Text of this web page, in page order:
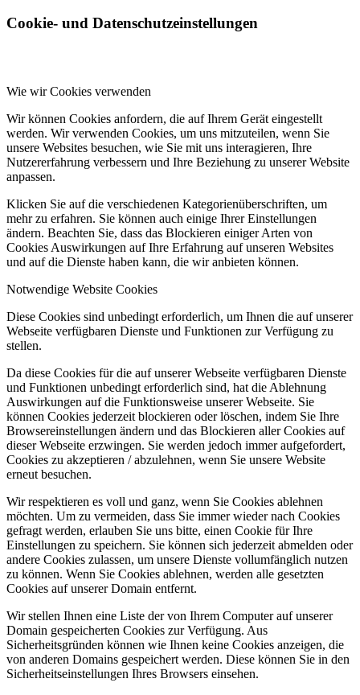
Cookie- und Datenschutzeinstellungen
Wie wir Cookies verwenden
Wir können Cookies anfordern, die auf Ihrem Gerät eingestellt
werden. Wir verwenden Cookies, um uns mitzuteilen, wenn Sie
unsere Websites besuchen, wie Sie mit uns interagieren, Ihre
Nutzererfahrung verbessern und Ihre Beziehung zu unserer Website
anpassen.
Klicken Sie auf die verschiedenen Kategorienüberschriften, um
mehr zu erfahren. Sie können auch einige Ihrer Einstellungen
ändern. Beachten Sie, dass das Blockieren einiger Arten von
Cookies Auswirkungen auf Ihre Erfahrung auf unseren Websites
und auf die Dienste haben kann, die wir anbieten können.
Notwendige Website Cookies
Diese Cookies sind unbedingt erforderlich, um Ihnen die auf unserer
Webseite verfügbaren Dienste und Funktionen zur Verfügung zu
stellen.
Da diese Cookies für die auf unserer Webseite verfügbaren Dienste
und Funktionen unbedingt erforderlich sind, hat die Ablehnung
Auswirkungen auf die Funktionsweise unserer Webseite. Sie
können Cookies jederzeit blockieren oder löschen, indem Sie Ihre
Browsereinstellungen ändern und das Blockieren aller Cookies auf
dieser Webseite erzwingen. Sie werden jedoch immer aufgefordert,
Cookies zu akzeptieren / abzulehnen, wenn Sie unsere Website
erneut besuchen.
Wir respektieren es voll und ganz, wenn Sie Cookies ablehnen
möchten. Um zu vermeiden, dass Sie immer wieder nach Cookies
gefragt werden, erlauben Sie uns bitte, einen Cookie für Ihre
Einstellungen zu speichern. Sie können sich jederzeit abmelden oder
andere Cookies zulassen, um unsere Dienste vollumfänglich nutzen
zu können. Wenn Sie Cookies ablehnen, werden alle gesetzten
Cookies auf unserer Domain entfernt.
Wir stellen Ihnen eine Liste der von Ihrem Computer auf unserer
Domain gespeicherten Cookies zur Verfügung. Aus
Sicherheitsgründen können wie Ihnen keine Cookies anzeigen, die
von anderen Domains gespeichert werden. Diese können Sie in den
Sicherheitseinstellungen Ihres Browsers einsehen.